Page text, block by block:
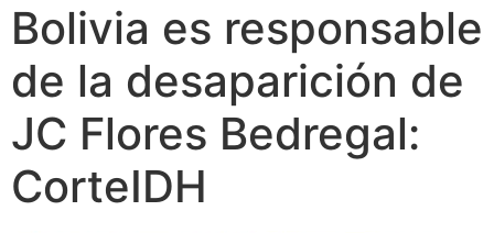
Bolivia es responsable
de la desaparición de
JC Flores Bedregal:
CorteIDH